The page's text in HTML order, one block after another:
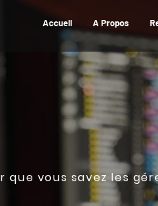
Accueil A Propos
que vous savez les